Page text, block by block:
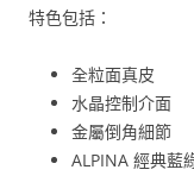
特色包括：
全粒面真皮
水晶控制介面
金屬倒角細節
ALPINA 經典藍